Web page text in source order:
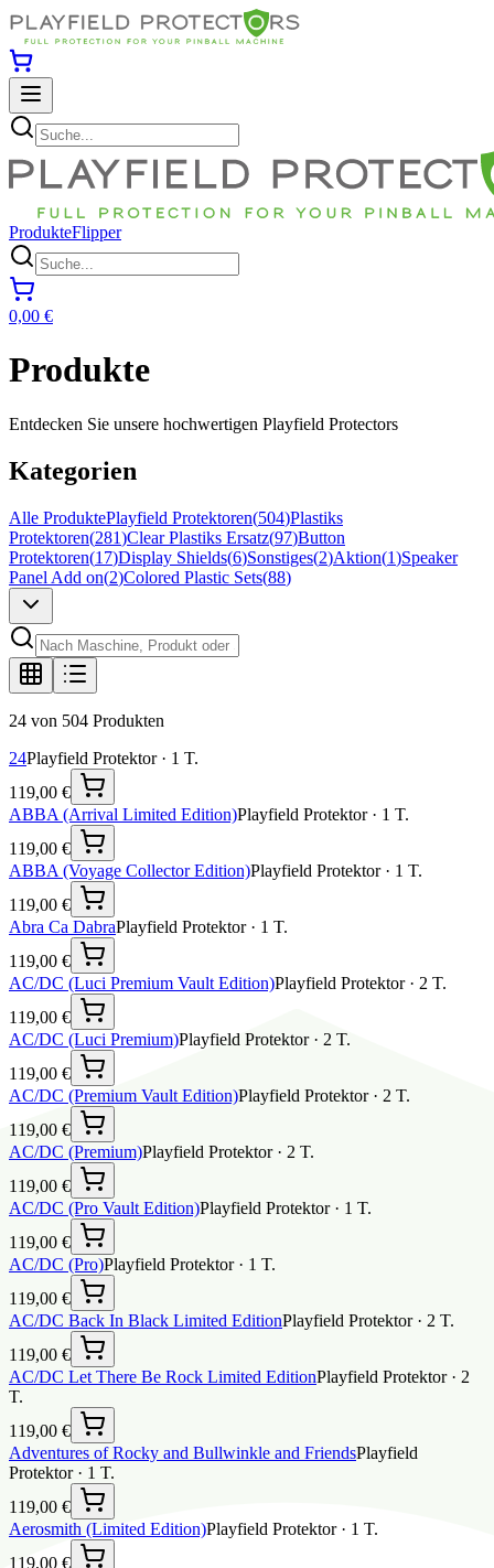
ProdukteFlipper
0,00 €
Produkte
Entdecken Sie unsere hochwertigen Playfield Protectors
Kategorien
Alle ProduktePlayfield Protektoren(504)Plastiks
Protektoren(281)Clear Plastiks Ersatz(97)Button
Protektoren(17)Display Shields(6)Sonstiges(2)Aktion(1)Speaker
Panel Add on(2)Colored Plastic Sets(88)
24 von 504 Produkten
24Playfield Protektor· 1 T.
119,00 €
ABBA (Arrival Limited Edition)Playfield Protektor· 1 T.
119,00 €
ABBA (Voyage Collector Edition)Playfield Protektor· 1 T.
119,00 €
Abra Ca DabraPlayfield Protektor· 1 T.
119,00 €
AC/DC (Luci Premium Vault Edition)Playfield Protektor· 2 T.
119,00 €
AC/DC (Luci Premium)Playfield Protektor· 2 T.
119,00 €
AC/DC (Premium Vault Edition)Playfield Protektor· 2 T.
119,00 €
AC/DC (Premium)Playfield Protektor· 2 T.
119,00 €
AC/DC (Pro Vault Edition)Playfield Protektor· 1 T.
119,00 €
AC/DC (Pro)Playfield Protektor· 1 T.
119,00 €
AC/DC Back In Black Limited EditionPlayfield Protektor· 2 T.
119,00 €
AC/DC Let There Be Rock Limited EditionPlayfield Protektor· 2
T.
119,00 €
Adventures of Rocky and Bullwinkle and FriendsPlayfield
Protektor· 1 T.
119,00 €
Aerosmith (Limited Edition)Playfield Protektor· 1 T.
119,00 €